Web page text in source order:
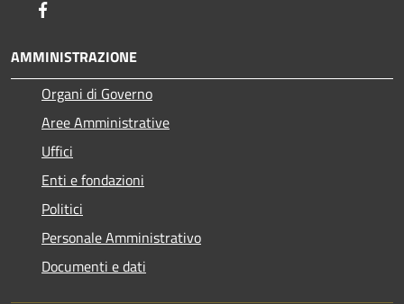
AMMINISTRAZIONE
Organi di Governo
Aree Amministrative
Uffici
Enti e fondazioni
Politici
Personale Amministrativo
Documenti e dati